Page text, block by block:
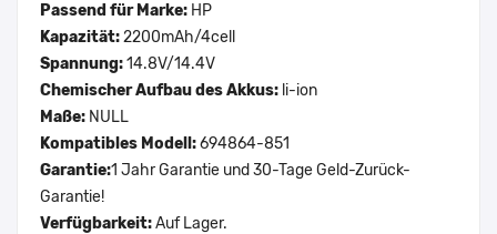
Passend für Marke: HP
Kapazität:2200mAh/4cell
Spannung:14.8V/14.4V
Chemischer Aufbau des Akkus: li-ion
Maße: NULL
Kompatibles Modell:694864-851
Garantie:1 Jahr Garantie und 30-Tage Geld-Zurück-
Garantie!
Verfügbarkeit:Auf Lager.